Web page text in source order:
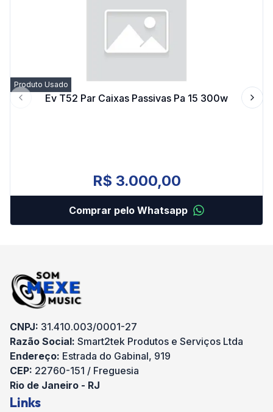
Produto Usado
Ev T52 Par Caixas Passivas Pa 15 300w
R$ 3.000,00
Comprar pelo Whatsapp
Previous slide
CNPJ: 31.410.003/0001-27
Razão Social: Smart2tek Produtos e Serviços Ltda
Endereço: Estrada do Gabinal, 919
CEP: 22760-151 / Freguesia
Rio de Janeiro - RJ
Links